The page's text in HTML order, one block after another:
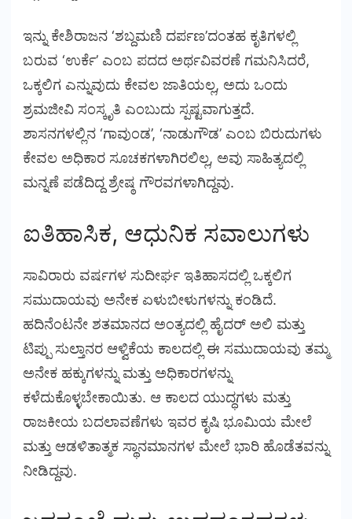
ಇನ್ನು ಕೇಶಿರಾಜನ ‘ಶಬ್ದಮಣಿ ದರ್ಪಣ’ದಂತಹ ಕೃತಿಗಳಲ್ಲಿ
ಬರುವ ‘ಉರ್ಕೆ’ ಎಂಬ ಪದದ ಅರ್ಥವಿವರಣೆ ಗಮನಿಸಿದರೆ,
ಒಕ್ಕಲಿಗ ಎನ್ನುವುದು ಕೇವಲ ಜಾತಿಯಲ್ಲ, ಅದು ಒಂದು
ಶ್ರಮಜೀವಿ ಸಂಸ್ಕೃತಿ ಎಂಬುದು ಸ್ಪಷ್ಟವಾಗುತ್ತದೆ.
ಶಾಸನಗಳಲ್ಲಿನ ‘ಗಾವುಂಡ’, ‘ನಾಡುಗೌಡ’ ಎಂಬ ಬಿರುದುಗಳು
ಕೇವಲ ಅಧಿಕಾರ ಸೂಚಕಗಳಾಗಿರಲಿಲ್ಲ, ಅವು ಸಾಹಿತ್ಯದಲ್ಲಿ
ಮನ್ನಣೆ ಪಡೆದಿದ್ದ ಶ್ರೇಷ್ಠ ಗೌರವಗಳಾಗಿದ್ದವು.
ಐತಿಹಾಸಿಕ, ಆಧುನಿಕ ಸವಾಲುಗಳು
ಸಾವಿರಾರು ವರ್ಷಗಳ ಸುದೀರ್ಘ ಇತಿಹಾಸದಲ್ಲಿ ಒಕ್ಕಲಿಗ
ಸಮುದಾಯವು ಅನೇಕ ಏಳುಬೀಳುಗಳನ್ನು ಕಂಡಿದೆ.
ಹದಿನೆಂಟನೇ ಶತಮಾನದ ಅಂತ್ಯದಲ್ಲಿ ಹೈದರ್ ಅಲಿ ಮತ್ತು
ಟಿಪ್ಪು ಸುಲ್ತಾನರ ಆಳ್ವಿಕೆಯ ಕಾಲದಲ್ಲಿ ಈ ಸಮುದಾಯವು ತಮ್ಮ
ಅನೇಕ ಹಕ್ಕುಗಳನ್ನು ಮತ್ತು ಅಧಿಕಾರಗಳನ್ನು
ಕಳೆದುಕೊಳ್ಳಬೇಕಾಯಿತು. ಆ ಕಾಲದ ಯುದ್ಧಗಳು ಮತ್ತು
ರಾಜಕೀಯ ಬದಲಾವಣೆಗಳು ಇವರ ಕೃಷಿ ಭೂಮಿಯ ಮೇಲೆ
ಮತ್ತು ಆಡಳಿತಾತ್ಮಕ ಸ್ಥಾನಮಾನಗಳ ಮೇಲೆ ಭಾರಿ ಹೊಡೆತವನ್ನು
ನೀಡಿದ್ದವು.